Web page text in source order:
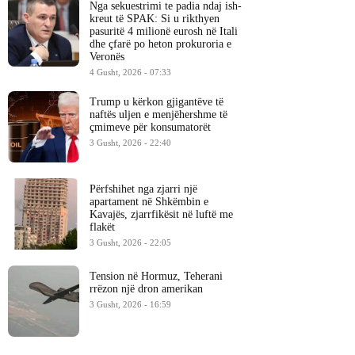
Nga sekuestrimi te padia ndaj ish-
kreut të SPAK: Si u rikthyen
pasuritë 4 milionë eurosh në Itali
dhe çfarë po heton prokuroria e
Veronës
4 Gusht, 2026 - 07:33
Trump u kërkon gjigantëve të
naftës uljen e menjëhershme të
çmimeve për konsumatorët
3 Gusht, 2026 - 22:40
Përfshihet nga zjarri një
apartament në Shkëmbin e
Kavajës, zjarrfikësit në luftë me
flakët
3 Gusht, 2026 - 22:05
Tension në Hormuz, Teherani
rrëzon një dron amerikan
3 Gusht, 2026 - 16:59